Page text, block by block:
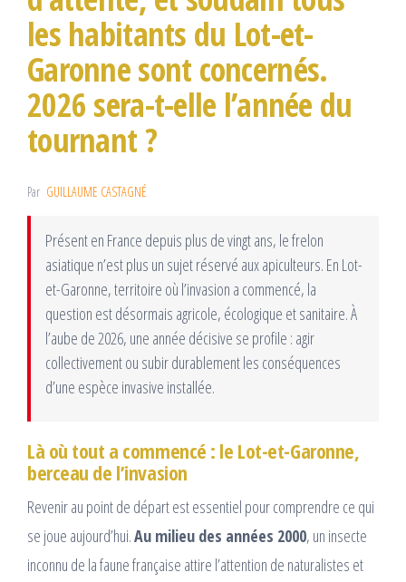
les habitants du Lot-et-
Garonne sont concernés.
2026 sera-t-elle l’année du
tournant ?
Par GUILLAUME CASTAGNÉ
Présent en France depuis plus de vingt ans, le frelon
asiatique n’est plus un sujet réservé aux apiculteurs. En Lot-
et-Garonne, territoire où l’invasion a commencé, la
question est désormais agricole, écologique et sanitaire. À
l’aube de 2026, une année décisive se profile : agir
collectivement ou subir durablement les conséquences
d’une espèce invasive installée.
Là où tout a commencé : le Lot-et-Garonne,
berceau de l’invasion
Revenir au point de départ est essentiel pour comprendre ce qui
se joue aujourd’hui.Au milieu des années 2000, un insecte
inconnu de la faune française attire l’attention de naturalistes et